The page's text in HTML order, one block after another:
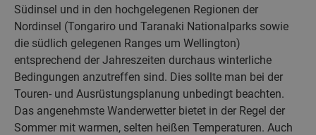
Südinsel und in den hochgelegenen Regionen der
Nordinsel (Tongariro und Taranaki Nationalparks sowie
die südlich gelegenen Ranges um Wellington)
entsprechend der Jahreszeiten durchaus winterliche
Bedingungen anzutreffen sind. Dies sollte man bei der
Touren- und Ausrüstungsplanung unbedingt beachten.
Das angenehmste Wanderwetter bietet in der Regel der
Sommer mit warmen, selten heißen Temperaturen. Auch